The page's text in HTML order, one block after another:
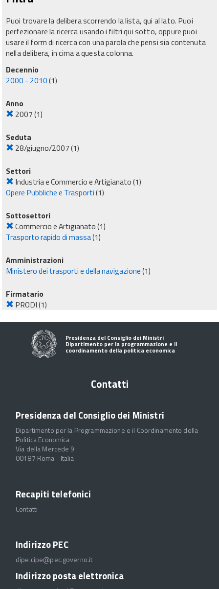
Puoi trovare la delibera scorrendo la lista, qui al lato. Puoi
perfezionare la ricerca usando i filtri qui sotto, oppure puoi
usare il form di ricerca con una parola che pensi sia contenuta
nella delibera, in cima a questa colonna.
Decennio
2000 - 2010(1)
Anno
2007(1)
Seduta
28/giugno/2007(1)
Settori
Industria e Commercio e Artigianato(1)
Opere Pubbliche e Trasporti(1)
Sottosettori
Commercio e Artigianato(1)
Trasporto rapido di massa(1)
Amministrazioni
Ministero dei trasporti e della navigazione(1)
Firmatario
PRODI(1)
Presidenza del Consiglio dei Ministri
Dipartimento per la programmazione e il
coordinamento della politica economica
Contatti
Presidenza del Consiglio dei Ministri
Dipartimento per la Programmazione e il Coordinamento della
Politica Economica
Via della Mercede 9
00187 Roma - Italia
Recapiti telefonici
Contatti
Indirizzo PEC
dipe.cipe@pec.governo.it
Indirizzo posta elettronica